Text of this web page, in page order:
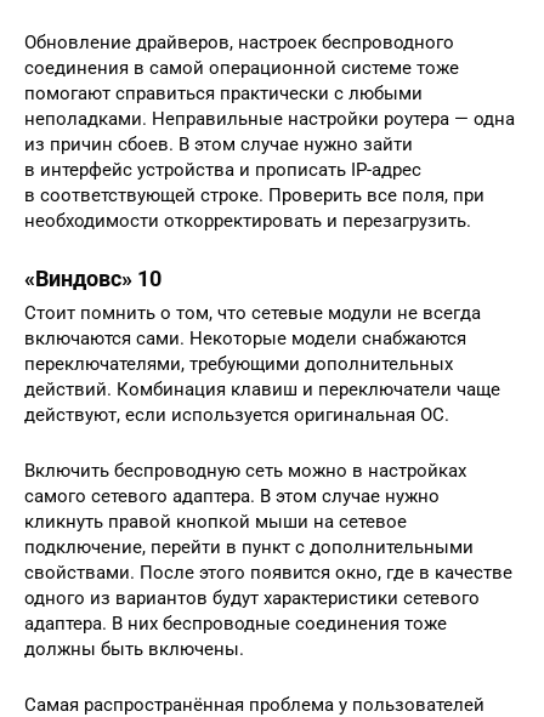
Обновление драйверов, настроек беспроводного
соединения в самой операционной системе тоже
помогают справиться практически с любыми
неполадками. Неправильные настройки роутера — одна
из причин сбоев. В этом случае нужно зайти
в интерфейс устройства и прописать IP-адрес
в соответствующей строке. Проверить все поля, при
необходимости откорректировать и перезагрузить.
«Виндовс» 10
Стоит помнить о том, что сетевые модули не всегда
включаются сами. Некоторые модели снабжаются
переключателями, требующими дополнительных
действий. Комбинация клавиш и переключатели чаще
действуют, если используется оригинальная ОС.
Включить беспроводную сеть можно в настройках
самого сетевого адаптера. В этом случае нужно
кликнуть правой кнопкой мыши на сетевое
подключение, перейти в пункт с дополнительными
свойствами. После этого появится окно, где в качестве
одного из вариантов будут характеристики сетевого
адаптера. В них беспроводные соединения тоже
должны быть включены.
Самая распространённая проблема у пользователей